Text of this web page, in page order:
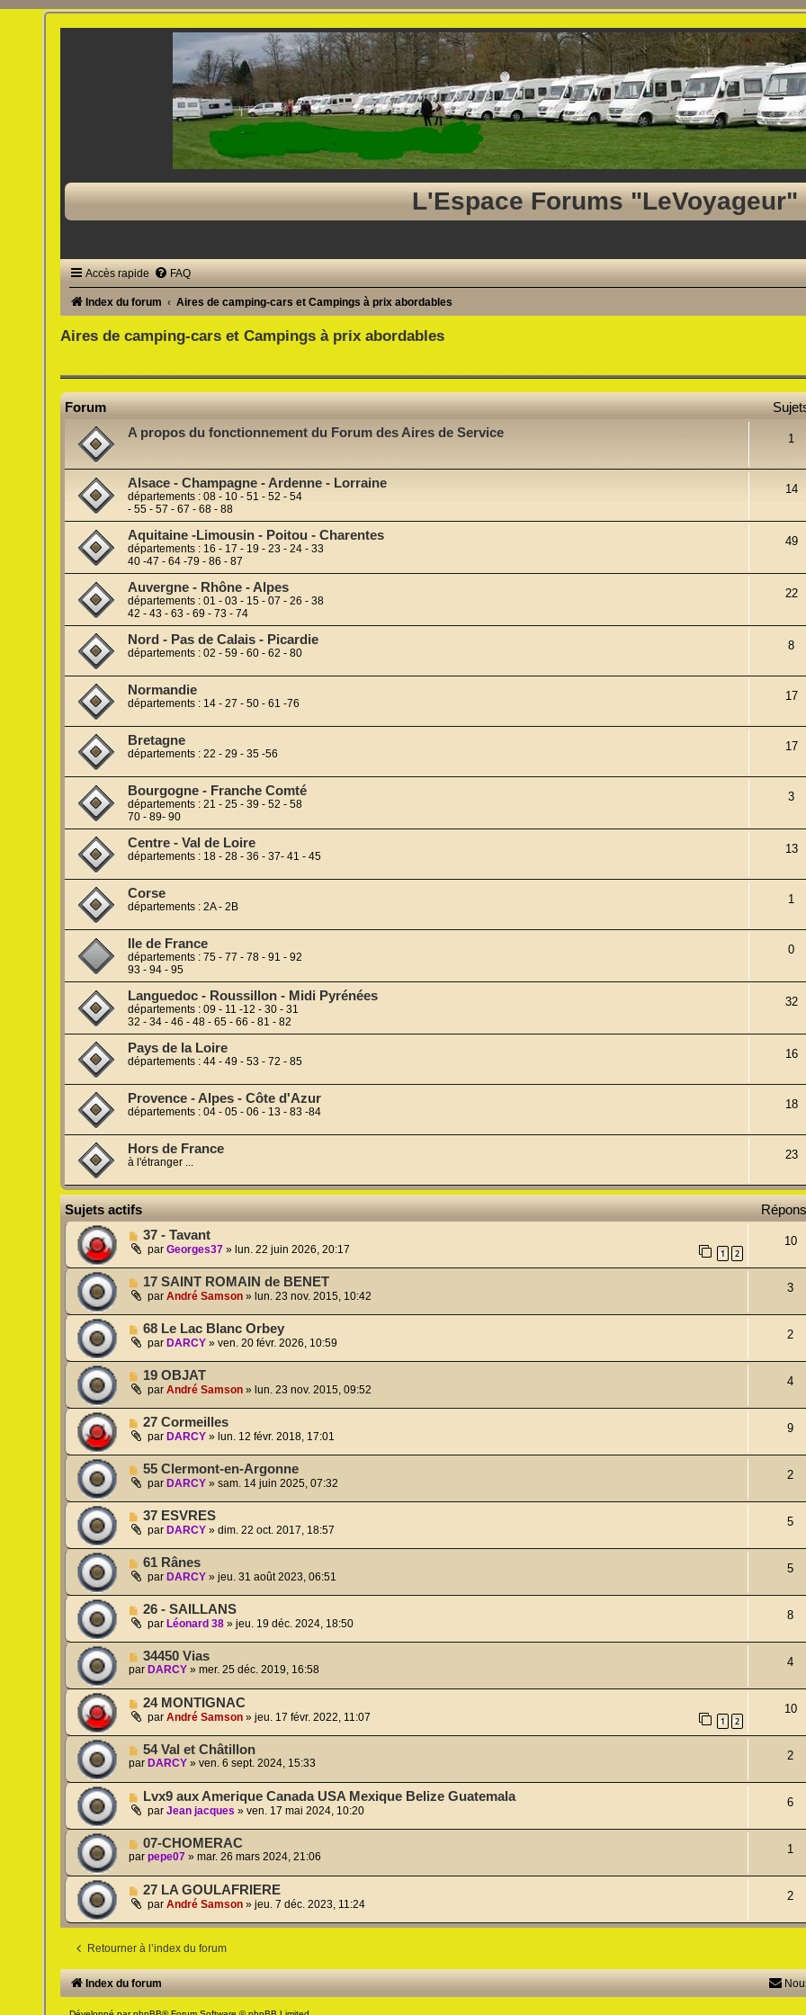
L'Espace Forums "LeVoyageur"
Accès rapide FAQ
Index du forum Aires de camping-cars et Campings à prix abordables
Aires de camping-cars et Campings à prix abordables
Forum
A propos du fonctionnement du Forum des Aires de Service 1
Alsace - Champagne - Ardenne - Lorraine
départements : 08 - 10 - 51 - 52 - 54
- 55 - 57 - 67 - 68 - 88
14
Aquitaine -Limousin - Poitou - Charentes
départements : 16 - 17 - 19 - 23 - 24 - 33
40 -47 - 64 -79 - 86 - 87
49
Auvergne - Rhône - Alpes
départements : 01 - 03 - 15 - 07 - 26 - 38
42 - 43 - 63 - 69 - 73 - 74
22
Nord - Pas de Calais - Picardie
départements : 02 - 59 - 60 - 62 - 80
8
Normandie
départements : 14 - 27 - 50 - 61 -76
17
Bretagne
départements : 22 - 29 - 35 -56
17
Bourgogne - Franche Comté
départements : 21 - 25 - 39 - 52 - 58
70 - 89- 90
3
Centre - Val de Loire
départements : 18 - 28 - 36 - 37- 41 - 45
13
Corse
départements : 2A - 2B
1
Ile de France
départements : 75 - 77 - 78 - 91 - 92
93 - 94 - 95
0
Languedoc - Roussillon - Midi Pyrénées
départements : 09 - 11 -12 - 30 - 31
32 - 34 - 46 - 48 - 65 - 66 - 81 - 82
32
Pays de la Loire
départements : 44 - 49 - 53 - 72 - 85
16
Provence - Alpes - Côte d'Azur
départements : 04 - 05 - 06 - 13 - 83 -84
18
Hors de France
à l'étranger ...
23
Sujets actifs
37 - Tavant
parGeorges37 » lun. 22 juin 2026, 20:17 1 2
10
17 SAINT ROMAIN de BENET
parAndré Samson » lun. 23 nov. 2015, 10:42
3
68 Le Lac Blanc Orbey
par DARCY »ven. 20 févr. 2026, 10:59
2
19 OBJAT
parAndré Samson » lun. 23 nov. 2015, 09:52
4
27 Cormeilles
par DARCY » lun. 12 févr. 2018, 17:01
9
55 Clermont-en-Argonne
par DARCY »sam. 14 juin 2025, 07:32
2
37 ESVRES
par DARCY »dim. 22 oct. 2017, 18:57
5
61 Rânes
par DARCY »jeu. 31 août 2023, 06:51
5
26 - SAILLANS
par Léonard 38 »jeu. 19 déc. 2024, 18:50
8
34450 Vias
par DARCY »mer. 25 déc. 2019, 16:58
4
24 MONTIGNAC
parAndré Samson »jeu. 17 févr. 2022, 11:07 1 2
10
54 Val et Châtillon
par DARCY »ven. 6 sept. 2024, 15:33
2
Lvx9 aux Amerique Canada USA Mexique Belize Guatemala
parJean jacques »ven. 17 mai 2024, 10:20
6
07-CHOMERAC
parpepe07 »mar. 26 mars 2024, 21:06
1
27 LA GOULAFRIERE
parAndré Samson »jeu. 7 déc. 2023, 11:24
2
Retourner à l’index du forum
Index du forum